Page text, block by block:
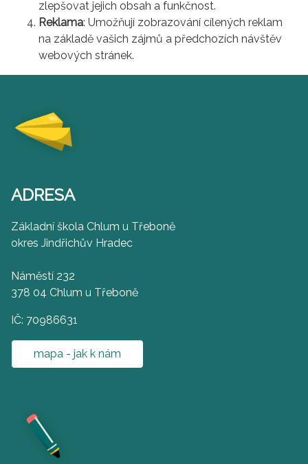
zlepšovat jejich obsah a funkčnost.
Reklama: Umožňují zobrazování cílených reklam
na základě vašich zájmů a předchozích návštěv
webových stránek.
ADRESA
Základní škola Chlum u Třeboně
okres Jindřichův Hradec
Náměstí 232
378 04 Chlum u Třeboně
IČ: 70986631
mapa - jak k nám